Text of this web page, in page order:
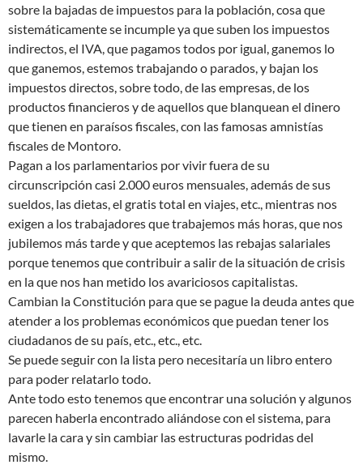
sobre la bajadas de impuestos para la población, cosa que
sistemáticamente se incumple ya que suben los impuestos
indirectos, el IVA, que pagamos todos por igual, ganemos lo
que ganemos, estemos trabajando o parados, y bajan los
impuestos directos, sobre todo, de las empresas, de los
productos financieros y de aquellos que blanquean el dinero
que tienen en paraísos fiscales, con las famosas amnistías
fiscales de Montoro.
Pagan a los parlamentarios por vivir fuera de su
circunscripción casi 2.000 euros mensuales, además de sus
sueldos, las dietas, el gratis total en viajes, etc., mientras nos
exigen a los trabajadores que trabajemos más horas, que nos
jubilemos más tarde y que aceptemos las rebajas salariales
porque tenemos que contribuir a salir de la situación de crisis
en la que nos han metido los avariciosos capitalistas.
Cambian la Constitución para que se pague la deuda antes que
atender a los problemas económicos que puedan tener los
ciudadanos de su país, etc., etc., etc.
Se puede seguir con la lista pero necesitaría un libro entero
para poder relatarlo todo.
Ante todo esto tenemos que encontrar una solución y algunos
parecen haberla encontrado aliándose con el sistema, para
lavarle la cara y sin cambiar las estructuras podridas del
mismo.